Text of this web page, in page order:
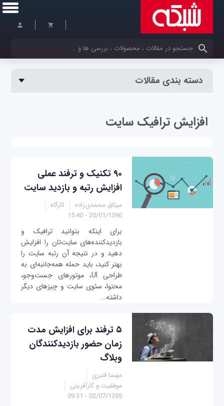
کلمات کلیدی خود را وارد کنید
دسته بندی مقالات
افزایش ترافیک سایت
۹۰ تکنیک و ترفند عملی
افزایش رتبه و بازدید سایت
میثاق محمدی‌زاده
کارگاه
20/01/1396 - 15:40
برای اینکه بتوانید ترافیک و
بازدیدکننده‌های سایت‌تان را افزایش
دهید و در نتیجه آن رتبه سایت را
بهتر کنید، باید حمله همه‌جانبه‌ای به
طراحی UI، موتورهای جست‌وجو،
محتوا، سئوی سایت و چیزهای دیگر
داشته...
۵ ترفند برای افزایش مدت
زمان حضور بازدیدکنندگان
وبلاگ‌
مهسا قنبری
موفقیت و کارآفرینی
02/07/1395 - 09:31